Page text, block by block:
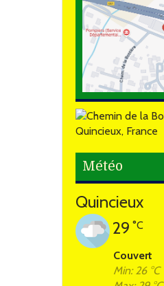
Météo
Quincieux
29 °C
Couvert
Min: 26 °C